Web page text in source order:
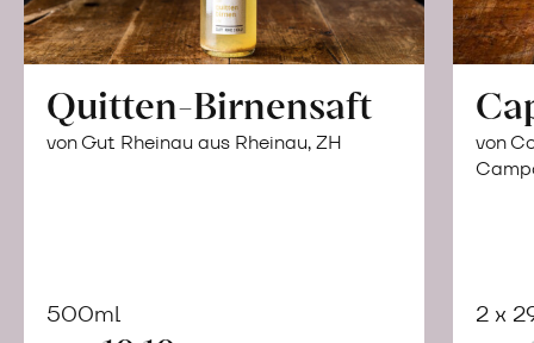
Quitten-Birnensaft
von Gut Rheinau aus Rheinau, ZH
500ml
von
2 x